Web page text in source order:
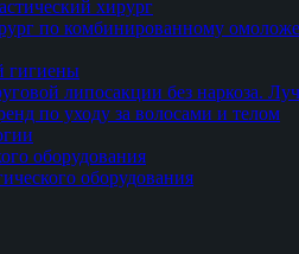
хирург
по комбинированному
гигиены
липосакции без наркоза.
по уходу за волосами и телом
оборудования
оборудования